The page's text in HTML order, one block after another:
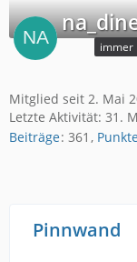
immer
Mitglied seit 2. Mai
Letzte Aktivität: 31.
Beiträge 361
Pinnwand